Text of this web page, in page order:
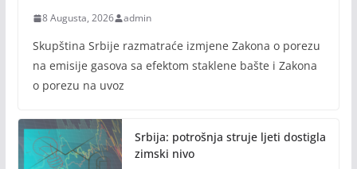
8 Augusta, 2026 admin
Skupština Srbije razmatraće izmjene Zakona o porezu
na emisije gasova sa efektom staklene bašte i Zakona
o porezu na uvoz
Srbija: potrošnja struje ljeti dostigla
zimski nivo